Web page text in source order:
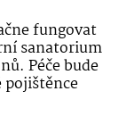
fungovat
sanatorium
Péče bude
pojištěnce